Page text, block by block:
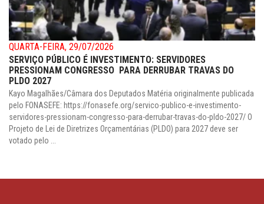
QUARTA-FEIRA, 29/07/2026
SERVIÇO PÚBLICO É INVESTIMENTO: SERVIDORES
PRESSIONAM CONGRESSO PARA DERRUBAR TRAVAS DO
PLDO 2027
Kayo Magalhães/Câmara dos Deputados Matéria originalmente publicada
pelo FONASEFE: https://fonasefe.org/servico-publico-e-investimento-
servidores-pressionam-congresso-para-derrubar-travas-do-pldo-2027/ O
Projeto de Lei de Diretrizes Orçamentárias (PLDO) para 2027 deve ser
votado pelo ...